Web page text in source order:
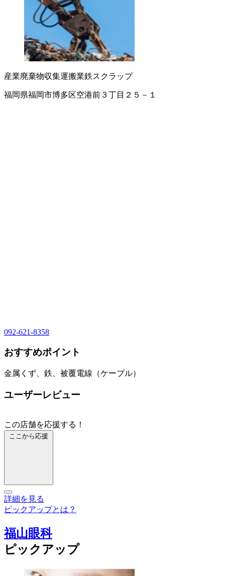
産業廃棄物収集運搬業鉄スクラップ
福岡県福岡市博多区空港前３丁目２５－１
092-621-8358
おすすめポイント
金属くず、鉄、被覆電線（ケーブル）
ユーザーレビュー
この店舗を応援する！
ここから応援
詳細を見る
ピックアップとは？
福山眼科
ピックアップ